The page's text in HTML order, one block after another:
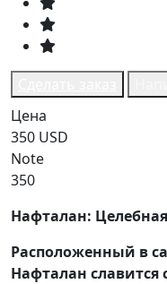
Цена
350 USD
Note
350
Нафталан:
Расположенный в
Нафталан славится